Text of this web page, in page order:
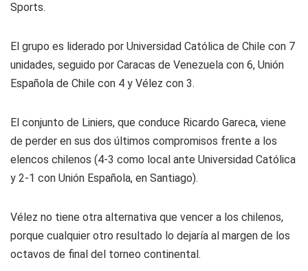
Sports.
El grupo es liderado por Universidad Católica de Chile con 7
unidades, seguido por Caracas de Venezuela con 6, Unión
Española de Chile con 4 y Vélez con 3.
El conjunto de Liniers, que conduce Ricardo Gareca, viene
de perder en sus dos últimos compromisos frente a los
elencos chilenos (4-3 como local ante Universidad Católica
y 2-1 con Unión Española, en Santiago).
Vélez no tiene otra alternativa que vencer a los chilenos,
porque cualquier otro resultado lo dejaría al margen de los
octavos de final del torneo continental.